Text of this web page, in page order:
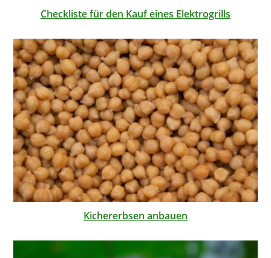
Checkliste für den Kauf eines Elektrogrills
Kichererbsen anbauen